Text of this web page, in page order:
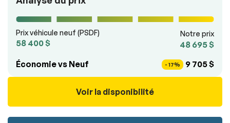
Prix véhicule neuf (PSDF)
58 400 $
Notre prix
48 695 $
Économie vs Neuf
- 17% 9 705 $
Voir la disponibilité
Soumettre l'information
véhicule sans aucun frais.
Soumettre